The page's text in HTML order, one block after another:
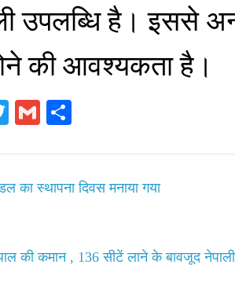
उपलब्धि है। इससे
की आवश्यकता है।
T
r
G
का स्थापना दिवस मनाया गया
की कमान , 136 सीटें लाने के बावजूद